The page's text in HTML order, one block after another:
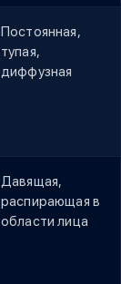
Постоянная,
тупая,
диффузная
Давящая,
распирающая в
области лица